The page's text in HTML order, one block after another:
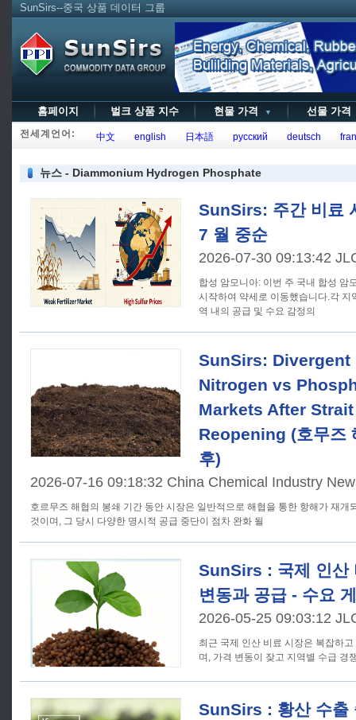
SunSirs--중국 상품 데이터 그룹
홈페이지 벌크 상품 지수 현물 가격 ▼ 선물 가
전세계언어: 中文 english 日本語 русский deutsch
뉴스 - Diammonium Hydrogen Phosphate
SunSirs: 주간 비료
7 월 중순
2026-07-30 09:13:42
합성 암모니아: 이번 주 국내 합성 암
시작하여 약세로 이동했습니다.각 지
역 내의 공급 및 수요 감정의
SunSirs: Divergent
Nitrogen vs
Markets After
Reopening (호무즈
후)
2026-07-16 09:18:32 China Chemical Industry
호르무즈 해협의 봉쇄 기간 동안 시장은 일반적으로 해협을 통한 항해가 재개
것이며, 그 당시 다양한 명시적 공급 중단이 점차 완화 될
SunSirs : 국제 인산
변동과 공급 - 수요
2026-05-25 09:03:12
최근 국제 인산 비료 시장은 복잡하
며, 가격 변동이 잦고 지역별 수급 경
SunSirs : 황산 수출